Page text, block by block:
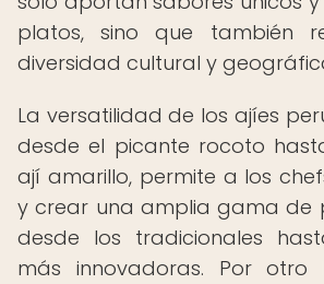
platos, sino que también
diversidad cultural y
La versatilidad de los ajíes
desde el picante rocoto
ají amarillo, permite a los
y crear una amplia gama de
desde los tradicionales
más innovadoras. Por otro